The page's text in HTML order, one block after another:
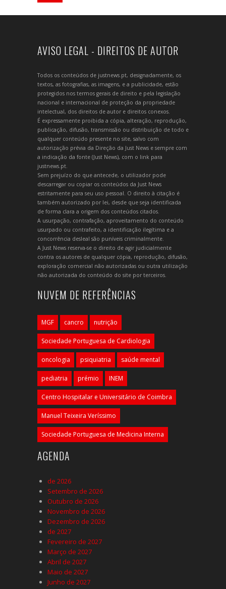
AVISO LEGAL - DIREITOS DE AUTOR
Todos os conteúdos de justnews.pt, designadamente, os
textos, as fotografias, as imagens, e a publicidade, estão
protegidos nos termos gerais de direito e pela legislação
nacional e internacional de proteção da propriedade
intelectual, dos direitos de autor e direitos conexos.
É expressamente proibida a cópia, alteração, reprodução,
publicação, difusão, transmissão ou distribuição de todo e
qualquer conteúdo presente no site, salvo com
autorização prévia da Direção da Just News e sempre com
a indicação da fonte (Just News), com o link para
justnews.pt.
Sem prejuízo do que antecede, o utilizador pode
descarregar ou copiar os conteúdos da Just News
estritamente para seu uso pessoal. O direito à citação é
também autorizado por lei, desde que seja identificada
de forma clara a origem dos conteúdos citados.
A usurpação, contrafação, aproveitamento do conteúdo
usurpado ou contrafeito, a identificação ilegítima e a
concorrência desleal são puníveis criminalmente.
A Just News reserva-se o direito de agir judicialmente
contra os autores de qualquer cópia, reprodução, difusão,
exploração comercial não autorizadas ou outra utilização
não autorizada do conteúdo do site por terceiros.
NUVEM DE REFERÊNCIAS
MGF cancro nutrição
Sociedade Portuguesa de Cardiologia
oncologia psiquiatria saúde mental
pediatria prémio INEM
Centro Hospitalar e Universitário de Coimbra
Manuel Teixeira Veríssimo
Sociedade Portuguesa de Medicina Interna
AGENDA
de 2026
Setembro de 2026
Outubro de 2026
Novembro de 2026
Dezembro de 2026
de 2027
Fevereiro de 2027
Março de 2027
Abril de 2027
Maio de 2027
Junho de 2027